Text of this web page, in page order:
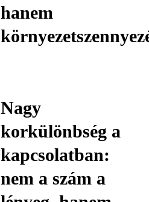
hanem
Nagy
korkülönbség a
kapcsolatban:
nem a szám a